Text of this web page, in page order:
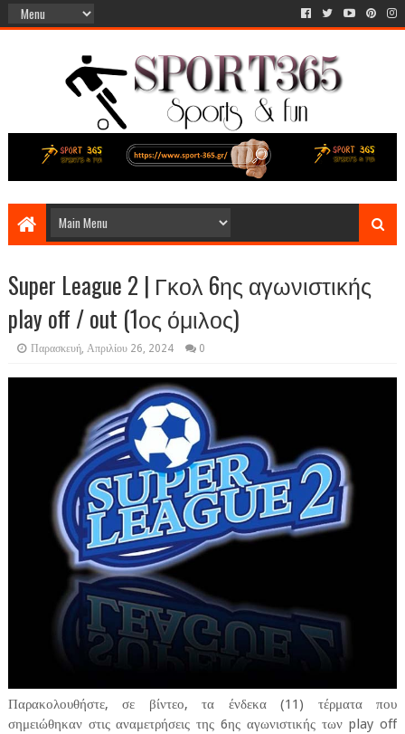
Super League 2 | Γκολ 6ης αγωνιστικής
play off / out (1ος όμιλος)
Παρασκευή, Απριλίου 26, 2024 0
Παρακολουθήστε, σε βίντεο, τα ένδεκα (11) τέρματα που
σημειώθηκαν στις αναμετρήσεις της 6ης αγωνιστικής των play off